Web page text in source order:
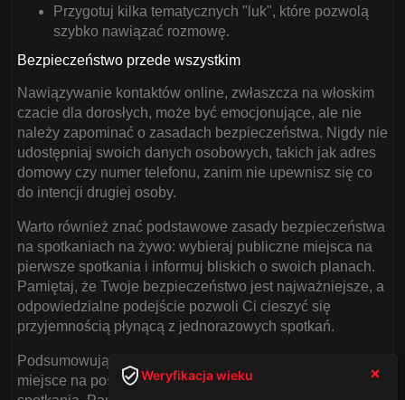
Przygotuj kilka tematycznych "luk", które pozwolą
szybko nawiązać rozmowę.
Bezpieczeństwo przede wszystkim
Nawiązywanie kontaktów online, zwłaszcza na włoskim
czacie dla dorosłych, może być emocjonujące, ale nie
należy zapominać o zasadach bezpieczeństwa. Nigdy nie
udostępniaj swoich danych osobowych, takich jak adres
domowy czy numer telefonu, zanim nie upewnisz się co
do intencji drugiej osoby.
Warto również znać podstawowe zasady bezpieczeństwa
na spotkaniach na żywo: wybieraj publiczne miejsca na
pierwsze spotkania i informuj bliskich o swoich planach.
Pamiętaj, że Twoje bezpieczeństwo jest najważniejsze, a
odpowiedzialne podejście pozwoli Ci cieszyć się
przyjemnością płynącą z jednorazowych spotkań.
Podsumowując, włoski czat dla dorosłych to znakomite
miejsce na poszukiwanie partnerki na jednorazowe
Weryfikacja wieku